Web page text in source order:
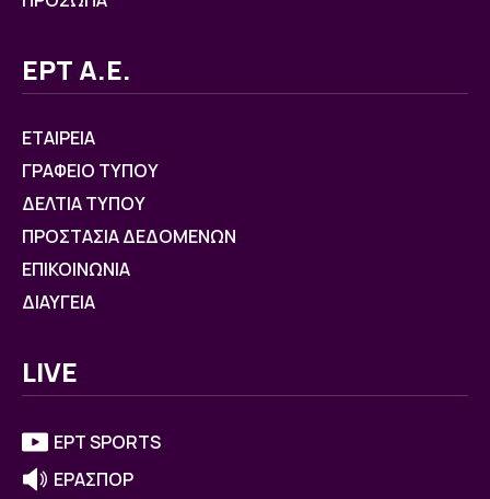
ΕΡΤ Α.Ε.
ΕΤΑΙΡΕΙΑ
ΓΡΑΦΕΙΟ ΤΥΠΟΥ
ΔΕΛΤΙΑ ΤΥΠΟΥ
ΠΡΟΣΤΑΣΙΑ ΔΕΔΟΜΕΝΩΝ
ΕΠΙΚΟΙΝΩΝΙΑ
ΔΙΑΥΓΕΙΑ
LIVE
ΕΡΤ SPORTS
ΕΡΑΣΠΟΡ